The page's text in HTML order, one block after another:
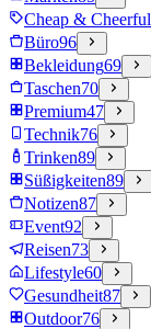
Cheap & Cheerful
Büro96
Bekleidung69
Taschen70
Premium47
Technik76
Trinken89
Süßigkeiten89
Notizen87
Event92
Reisen73
Lifestyle60
Gesundheit87
Outdoor76